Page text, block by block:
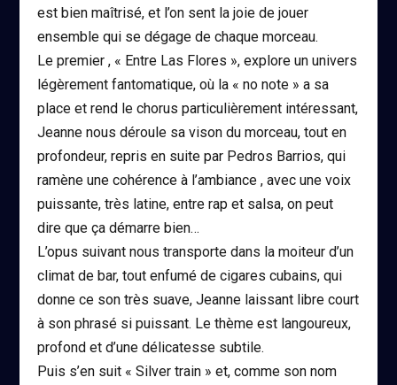
est bien maîtrisé, et l’on sent la joie de jouer
ensemble qui se dégage de chaque morceau.
Le premier , « Entre Las Flores », explore un univers
légèrement fantomatique, où la « no note » a sa
place et rend le chorus particulièrement intéressant,
Jeanne nous déroule sa vison du morceau, tout en
profondeur, repris en suite par Pedros Barrios, qui
ramène une cohérence à l’ambiance , avec une voix
puissante, très latine, entre rap et salsa, on peut
dire que ça démarre bien…
L’opus suivant nous transporte dans la moiteur d’un
climat de bar, tout enfumé de cigares cubains, qui
donne ce son très suave, Jeanne laissant libre court
à son phrasé si puissant. Le thème est langoureux,
profond et d’une délicatesse subtile.
Puis s’en suit « Silver train » et, comme son nom